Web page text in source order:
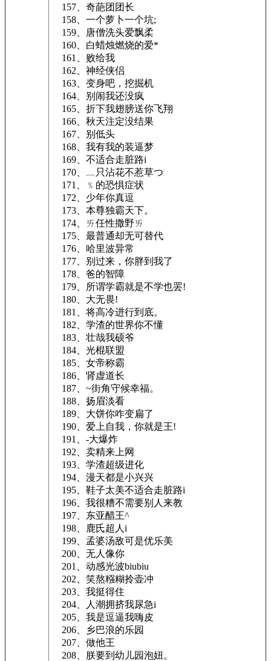
157、奇葩团团长
158、一个萝卜一个坑;
159、唐僧洗头爱飘柔
160、白蜡烛燃烧的爱*
161、败给我
162、神经侠侣
163、变身吧，挖掘机
164、别闹我还没疯
165、折下我翅膀送你飞翔
166、秋天注定没结果
167、别低头
168、我有我的装逼梦
169、不适合走脏路i
170、﹏只沾花不惹草つ
171、﹪的恐惧症状
172、少年你真逗
173、本尊独霸天下。
174、ㄞ任性撒野ㄞ
175、最普通却无可替代
176、哈里波异常
177、别过来，你胖到我了
178、爸的智障
179、所谓学霸就是不学也罢!
180、大无畏!
181、将高冷进行到底。
182、学渣的世界你不懂
183、壮哉我硕爷
184、光棍联盟
185、女帝称霸
186、肾虚道长
187、~街角守候幸福。
188、扬眉淡看
189、大饼你咋变扁了
190、爱上自我，你就是王!
191、-大爆炸
192、卖精来上网
193、学渣超级进化
194、漫天都是小兴兴
195、鞋子太美不适合走脏路i
196、我很糟不需要别人来教
197、东亚醋王^
198、鹿氏超人i
199、孟婆汤敌可是优乐美
200、无人像你
201、动感光波biubiu
202、笑熬糨糊拎壶冲
203、我挺得住
204、人潮拥挤我尿急i
205、我是逗逼我嗨皮
206、乡巴浪的乐园
207、做他王
208、朕要到幼儿园泡妞。